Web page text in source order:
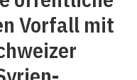
Vorfall mit